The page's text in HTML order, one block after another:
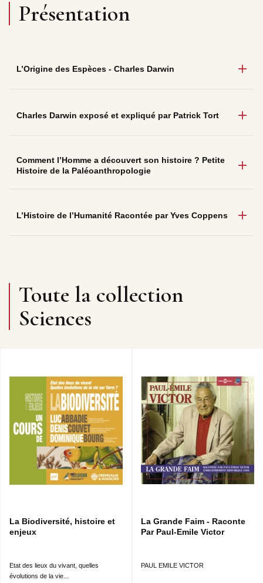
Présentation
L’Origine des Espèces - Charles Darwin
Charles Darwin exposé et expliqué par Patrick Tort
Comment l’Homme a découvert son histoire ? Petite
Histoire de la Paléoanthropologie
L’Histoire de l’Humanité Racontée par Yves Coppens
Toute la collection
Sciences
La Biodiversité, histoire et
enjeux
Etat des lieux du vivant, quelles
évolutions de la vie...
La Grande Faim - Raconte
Par Paul-Emile Victor
PAUL EMILE VICTOR